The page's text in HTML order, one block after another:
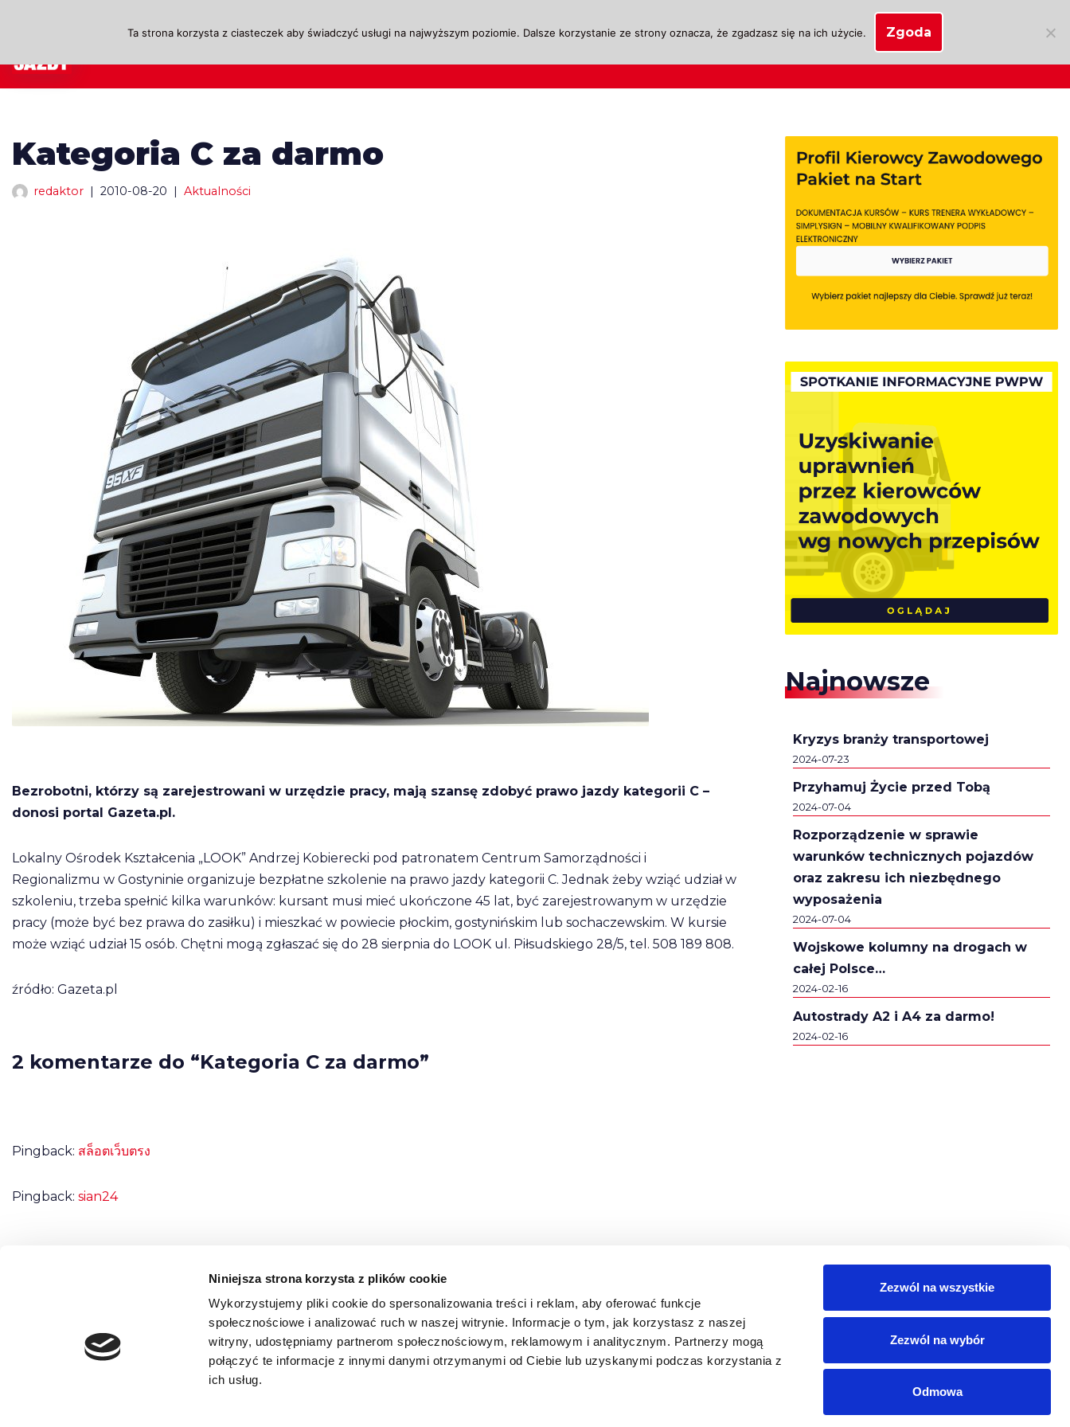
Niniejsza strona korzysta z plików cookie
Wykorzystujemy pliki cookie do spersonalizowania treści i reklam, aby oferować funkcje
społecznościowe i analizować ruch w naszej witrynie. Informacje o tym, jak korzystasz z naszej
witryny, udostępniamy partnerom społecznościowym, reklamowym i analitycznym. Partnerzy mogą
połączyć te informacje z innymi danymi otrzymanymi od Ciebie lub uzyskanymi podczas korzystania z
ich usług.
Zezwól na wszystkie
Zezwól na wybór
Odmowa
do
treści
Kategoria C za darmo
redaktor 2010-08-20 Aktualności
Bezrobotni, którzy są zarejestrowani w urzędzie pracy, mają szansę zdobyć prawo jazdy kategorii C –
donosi portal Gazeta.pl.
Lokalny Ośrodek Kształcenia „LOOK” Andrzej Kobierecki pod patronatem Centrum Samorządności i
Regionalizmu w Gostyninie organizuje bezpłatne szkolenie na prawo jazdy kategorii C. Jednak żeby wziąć udział w
szkoleniu, trzeba spełnić kilka warunków: kursant musi mieć ukończone 45 lat, być zarejestrowanym w urzędzie
pracy (może być bez prawa do zasiłku) i mieszkać w powiecie płockim, gostynińskim lub sochaczewskim. W kursie
może wziąć udział 15 osób. Chętni mogą zgłaszać się do 28 sierpnia do LOOK ul. Piłsudskiego 28/5, tel. 508 189 808.
źródło: Gazeta.pl
2 komentarze do “Kategoria C za darmo”
Pingback: สล็อตเว็บตรง
Pingback: sian24
Możliwość komentowania została wyłączona.
Najnowsze
Kryzys branży transportowej
2024-07-23
Przyhamuj Życie przed Tobą
2024-07-04
Rozporządzenie w sprawie
warunków technicznych pojazdów
oraz zakresu ich niezbędnego
wyposażenia
2024-07-04
Wojskowe kolumny na drogach w
całej Polsce…
2024-02-16
Autostrady A2 i A4 za darmo!
2024-02-16
POLITYKA PRYWATNOŚCI MEDIÓW SPOŁECZNOŚCIOWYCH
Ta strona korzysta z ciasteczek aby świadczyć usługi na najwyższym poziomie. Dalsze korzystanie ze strony oznacza, że zgadzasz się na ich użycie. Zgoda